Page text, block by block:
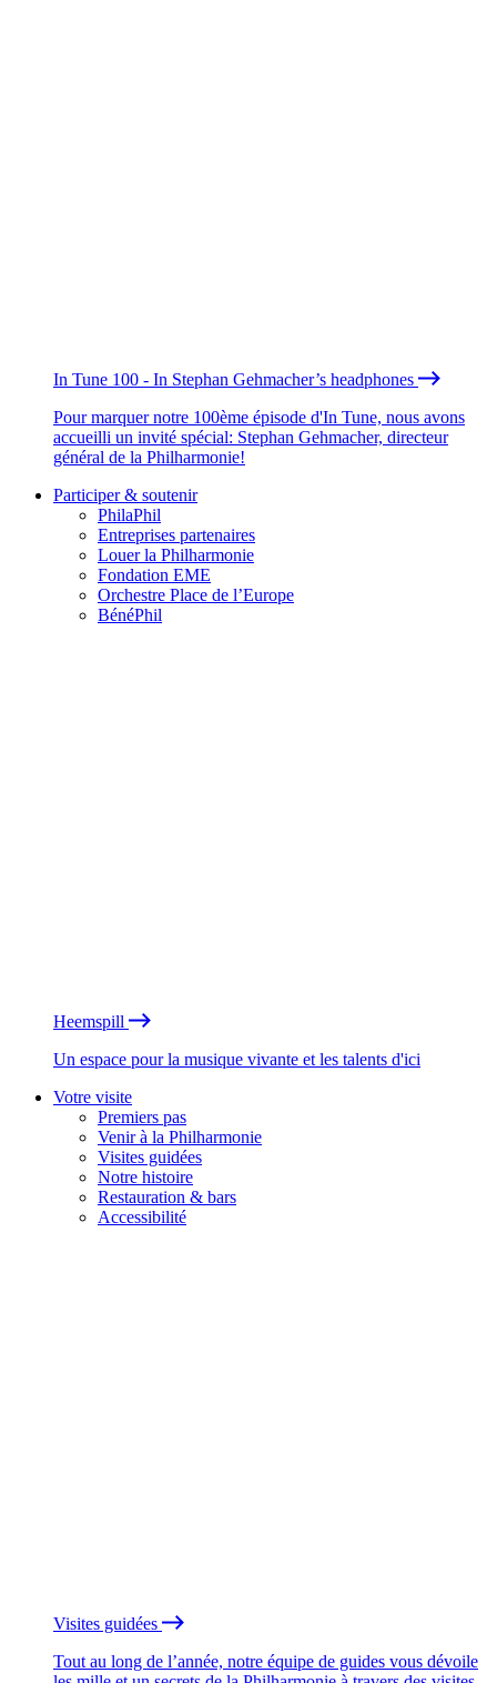
In Tune 100 - In Stephan Gehmacher’s headphones
Pour marquer notre 100ème épisode d'In Tune, nous avons
accueilli un invité spécial: Stephan Gehmacher, directeur
général de la Philharmonie!
Participer & soutenir
PhilaPhil
Entreprises partenaires
Louer la Philharmonie
Fondation EME
Orchestre Place de l’Europe
BénéPhil
Heemspill
Un espace pour la musique vivante et les talents d'ici
Votre visite
Premiers pas
Venir à la Philharmonie
Visites guidées
Notre histoire
Restauration & bars
Accessibilité
Visites guidées
Tout au long de l’année, notre équipe de guides vous dévoile